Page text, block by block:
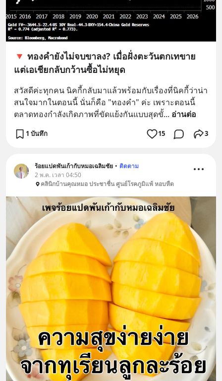
🔻 ทองคำยังไม่จบขาลง? เมื่อฝั่งตะวันตกเทขาย
แต่เอเชียกลับกว้านซื้อไม่หยุด
สวัสดีค่ะทุกคน นิคกี้กลับมาแล้วพร้อมกับเรื่องที่นิคกี้ว่าน่า
สนใจมากในตอนนี้ นั่นก็คือ "ทองคำ" ค่ะ เพราะตอนนี้
ตลาดทองกำลังเกิดภาพที่ขัดแย้งกันแบบสุดขั้... อ่านต่อ
1 บันทึก 15 3
ร้อยแปดพันเก้ากับหมอเฉลิมชัย • ติดตาม
2 พ.ค. เวลา 04:50
คลินิกบ้านคุณหมอ ประชาชื่น ศูนย์โรคภูมิแพ้ หอบหืด